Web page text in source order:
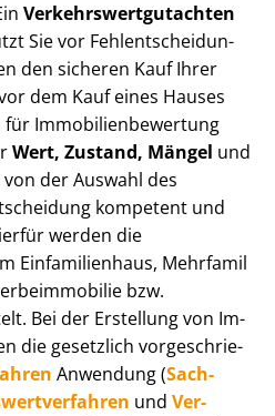
Ver­kehrs­wert­gut­ach­ten
Sie vor Fehl­ent­schei­dun­
den sicheren Kauf Ihrer
dem Kauf eines Hauses
für Im­mo­bi­li­en­be­wer­tung
Wert, Zustand, Mängel und
der Auswahl des
kompetent und
werden die
Einfamilienhaus, Mehr­fa­mi­l
bzw.
Bei der Erstellung von Im­
die gesetzlich vor­ge­schrie­
Anwendung (Sach­
und Ver­